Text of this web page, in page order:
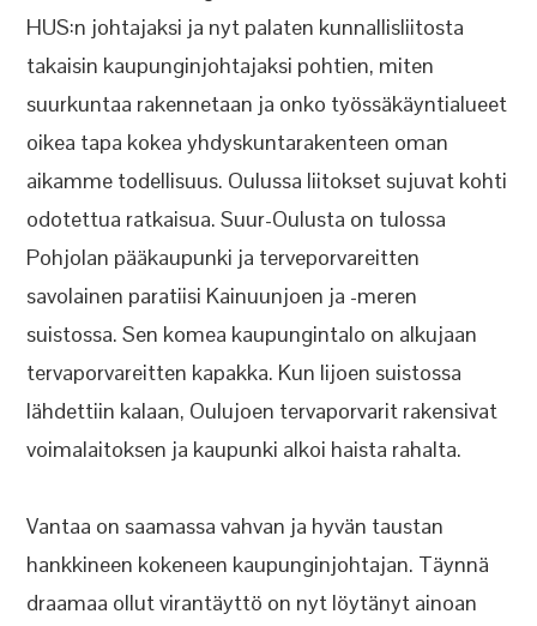
HUS:n johtajaksi ja nyt palaten kunnallisliitosta
takaisin kaupunginjohtajaksi pohtien, miten
suurkuntaa rakennetaan ja onko työssäkäyntialueet
oikea tapa kokea yhdyskuntarakenteen oman
aikamme todellisuus. Oulussa liitokset sujuvat kohti
odotettua ratkaisua. Suur-Oulusta on tulossa
Pohjolan pääkaupunki ja terveporvareitten
savolainen paratiisi Kainuunjoen ja -meren
suistossa. Sen komea kaupungintalo on alkujaan
tervaporvareitten kapakka. Kun Iijoen suistossa
lähdettiin kalaan, Oulujoen tervaporvarit rakensivat
voimalaitoksen ja kaupunki alkoi haista rahalta.
Vantaa on saamassa vahvan ja hyvän taustan
hankkineen kokeneen kaupunginjohtajan. Täynnä
draamaa ollut virantäyttö on nyt löytänyt ainoan